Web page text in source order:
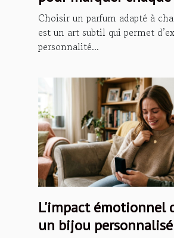
Choisir un parfum adapté à
est un art subtil qui permet
personnalité...
L'impact émotionnel
un bijou personnalisé